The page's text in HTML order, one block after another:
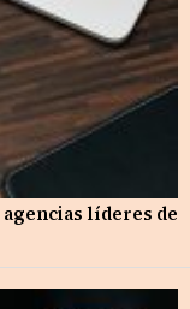
líderes de